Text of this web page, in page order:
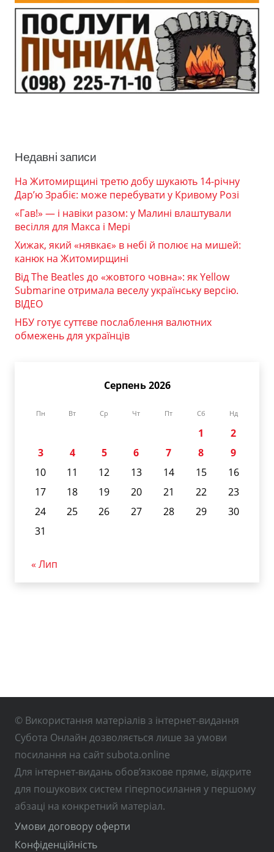
Недавні записи
На Житомирщині третю добу шукають 14-річну
Дар’ю Зрабіє: може перебувати у Кривому Розі
«Гав!» — і навіки разом: у Малині влаштували
весілля для Макса і Мері
Хижак, який «нявкає» в небі й полює на мишей:
канюк на Житомирщині
Від The Beatles до «жовтого човна»: як Yellow
Submarine отримала веселу українську версію.
ВІДЕО
НБУ готує суттєве послаблення валютних
обмежень для українців
Серпень 2026
Пн Вт Ср Чт Пт Сб Нд
1
2
3
4 5 6 7 8
9
10
11 12 13 14 15
16
17
18 19 20 21 22
23
24
25 26 27 28 29
30
31
« Лип
© Використання матеріалів з інтернет-видання
Субота Онлайн дозволяється лише за умови
посилання на сайт subota.online
Для інтернет-видань обов’язкове пряме, відкрите
для пошукових систем гіперпосилання у першому
абзаці на конкретний матеріал.
Умови договору оферти
Конфіденційність